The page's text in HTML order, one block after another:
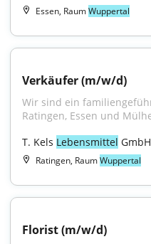
Essen, RaumWuppertal
Verkäufer (m/w/d)
Wir sind ein
Ratingen, Essen und
T. Kels Lebensmittel GmbH
Ratingen, RaumWuppertal
Florist (m/w/d)